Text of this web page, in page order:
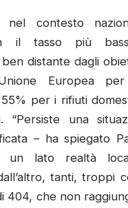
nel contesto
il tasso più
distante dagli
Europea
per i rifiuti
“Persiste una
– ha spiegato
un lato realtà
tanti, troppi
404, che non